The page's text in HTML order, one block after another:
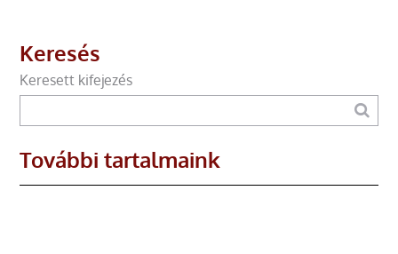
Keresés
Keresett kifejezés
További tartalmaink